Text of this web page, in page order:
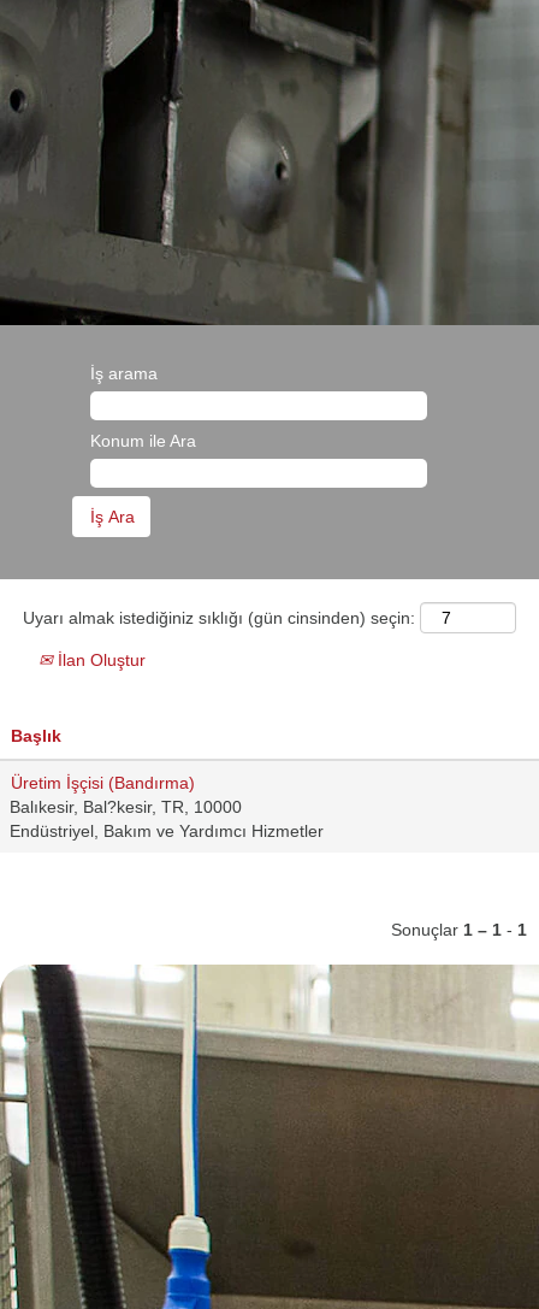
İş arama
Konum ile Ara
Uyarı almak istediğiniz sıklığı (gün cinsinden) seçin:
İlan Oluştur
Başlık
Üretim İşçisi (Bandırma)
Balıkesir, Bal?kesir, TR, 10000
Endüstriyel, Bakım ve Yardımcı Hizmetler
Sonuçlar 1 – 1 - 1